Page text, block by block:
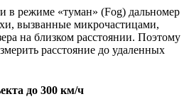
в режиме «туман» (Fog) дальномер
вызванные микрочастицами,
на близком расстоянии. Поэтому
расстояние до удаленных
до 300 км/ч